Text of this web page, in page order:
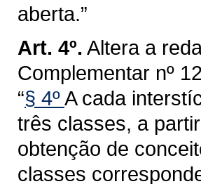
aberta.”
Art. 4º. Altera a
Complementar nº
“§ 4ºA cada
três classes, a
obtenção de
classes